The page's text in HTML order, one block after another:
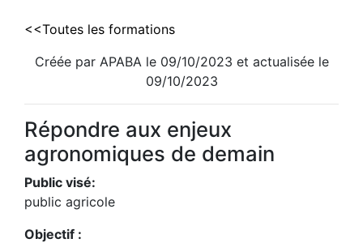
<<Toutes les formations
Créée par APABA le 09/10/2023 et actualisée le
09/10/2023
Répondre aux enjeux
agronomiques de demain
Public visé:
public agricole
Objectif :